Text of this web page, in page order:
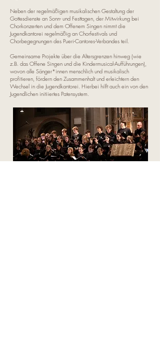
Neben der regelmäßigen musikalischen Gestaltung der
Gottesdienste an Sonn- und Festtagen, der Mitwirkung bei
Chorkonzerten und dem Offenem Singen nimmt die
Jugendkantorei regelmäßig an Chorfestivals und
Chorbegegnungen des Pueri-Cantores-Verbandes teil.
Gemeinsame Projekte über die Altersgrenzen hinweg (wie
z.B. das Offene Singen und die Kindermusical-Aufführungen),
wovon alle Sänger*innen menschlich und musikalisch
profitieren, fördern den Zusammenhalt und erleichtern den
Wechsel in die Jugendkantorei. Hierbei hilft auch ein von den
Jugendlichen initiiertes Patensystem.